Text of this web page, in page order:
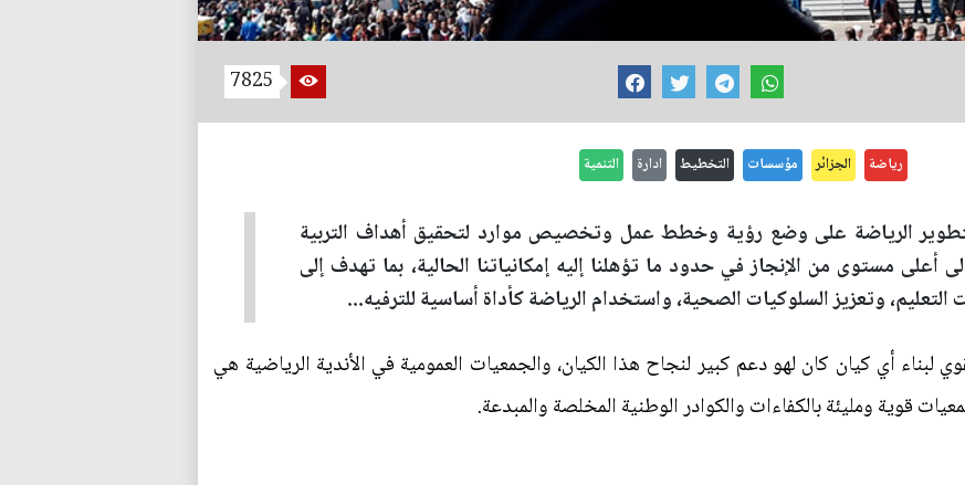
7825
رياضة الجزائر مؤسسات التخطيط ادارة التنمية
لتطوير الرياضة على وضع رؤية وخطط عمل وتخصيص موارد لتحقيق أهداف التربية
أعلى مستوى من الإنجاز في حدود ما تؤهلنا إليه إمكانياتنا الحالية، بما تهدف إلى
وتعزيز السلوكيات الصحية، واستخدام الرياضة كأداة أساسية للترفيه...
لبناء أي كيان كان لهو دعم كبير لنجاح هذا الكيان، والجمعيات العمومية في الأندية الرياضية هي
قوية ومليئة بالكفاءات والكوادر الوطنية المخلصة والمبدعة.